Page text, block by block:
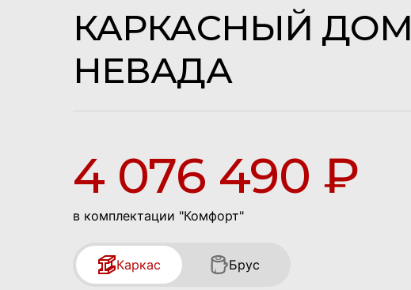
КАРКАСНЫЙ ДОМ
НЕВАДА
4 076 490 ₽
в комплектации "Комфорт"
Каркас Брус